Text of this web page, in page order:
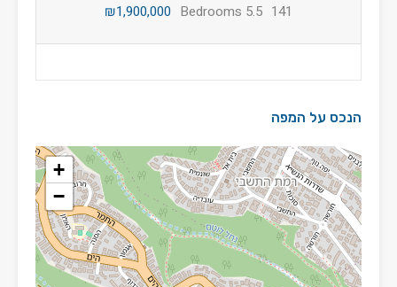
141
5.5 Bedrooms
₪1,900,000
הנכס על המפה
+
−